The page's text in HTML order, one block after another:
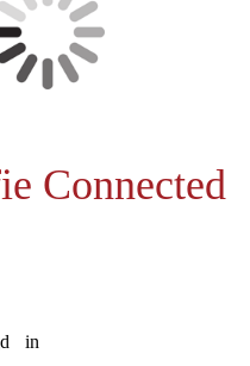
Connected
in